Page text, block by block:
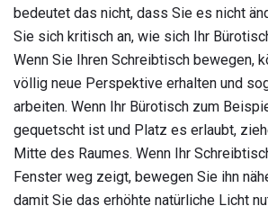
bedeutet das nicht, dass Sie es nicht
Sie sich kritisch an, wie sich Ihr
Wenn Sie Ihren Schreibtisch bewegen,
völlig neue Perspektive erhalten und
arbeiten. Wenn Ihr Bürotisch zum
gequetscht ist und Platz es erlaubt,
Mitte des Raumes. Wenn Ihr
Fenster weg zeigt, bewegen Sie ihn
damit Sie das erhöhte natürliche Licht